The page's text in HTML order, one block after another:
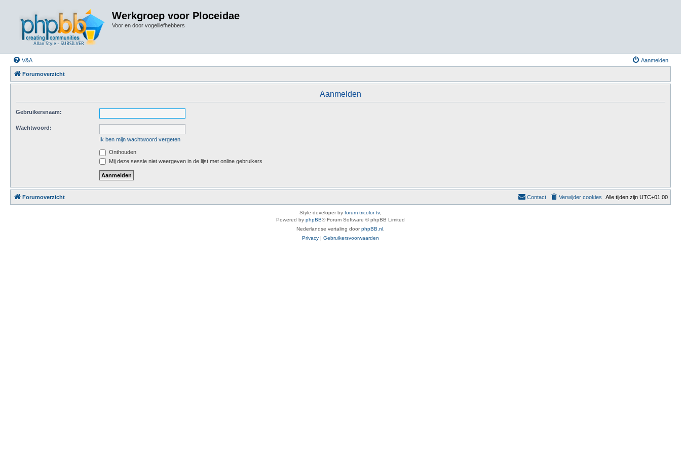
Werkgroep voor Ploceidae
Voor en door vogelliefhebbers
V&A Aanmelden
Forumoverzicht
Aanmelden
Gebruikersnaam:
Wachtwoord:
Ik ben mijn wachtwoord vergeten
Onthouden
Mij deze sessie niet weergeven in de lijst met online gebruikers
Forumoverzicht Alle tijden zijn UTC+01:00
Verwijder cookies
Contact
Style developer by forum tricolor tv,
Powered by phpBB® Forum Software © phpBB Limited
Nederlandse vertaling doorphpBB.nl.
Privacy | Gebruikersvoorwaarden